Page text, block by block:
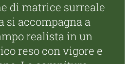
di matrice surreale
si accompagna a
realista in un
reso con vigore e